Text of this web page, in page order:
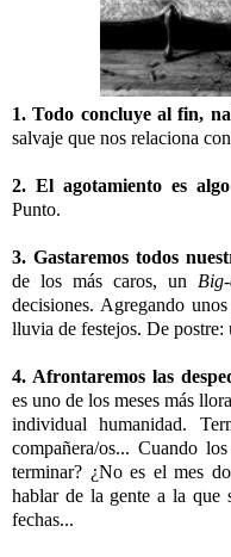
1. Todo concluye al fin,
salvaje que nos relaciona
2. El agotamiento es
Punto.
3. Gastaremos todos
de los más caros, un
decisiones. Agregando
lluvia de festejos. De postre:
4. Afrontaremos las
es uno de los meses más
individual humanidad.
compañera/os... Cuando
terminar? ¿No es el mes
hablar de la gente a la que
fechas...